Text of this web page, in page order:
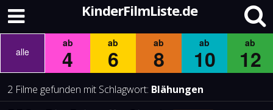
KinderFilmListe.de
alle
ab
4
ab
6
ab
8
ab
10
ab
12
2 Filme gefunden mit Schlagwort: Blähungen